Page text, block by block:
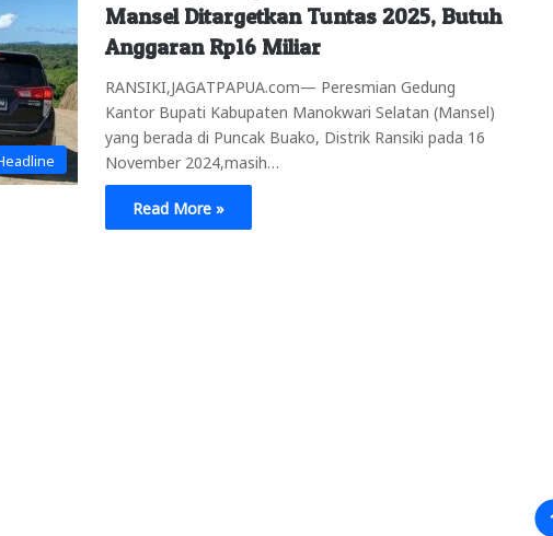
Mansel Ditargetkan Tuntas 2025, Butuh
Anggaran Rp16 Miliar
RANSIKI,JAGATPAPUA.com— Peresmian Gedung
Kantor Bupati Kabupaten Manokwari Selatan (Mansel)
yang berada di Puncak Buako, Distrik Ransiki pada 16
November 2024,masih…
Read More »